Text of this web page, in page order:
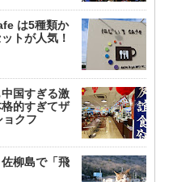
は5種類か
トが人気！
中国すぎる激
的すぎてザ
ョクフ
佐柳島で「飛